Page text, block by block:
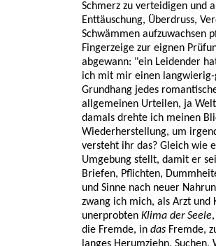
Schmerz zu verteidigen und
Enttäuschung, Überdruss,
Schwämmen aufzuwachsen
Fingerzeige zur eignen
abgewann: "ein Leidender
ich mit mir einen langwierig-
Grundhang jedes
allgemeinen Urteilen, ja
damals drehte ich meinen
Wiederherstellung, um
versteht ihr das? Gleich wie
Umgebung stellt, damit er
Briefen, Pflichten,
und Sinne nach neuer
zwang ich mich, als Arzt und
unerprobten Klima der Seele,
die Fremde, in dasFremde,